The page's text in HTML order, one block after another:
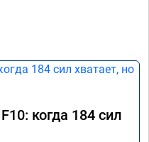
когда 184 сил